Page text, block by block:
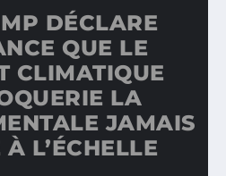
DÉCLARE
QUE LE
CLIMATIQUE
LA
JAMAIS
L’ÉCHELLE